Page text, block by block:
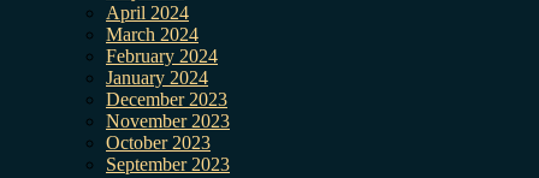
April 2024
March 2024
February 2024
January 2024
December 2023
November 2023
October 2023
September 2023